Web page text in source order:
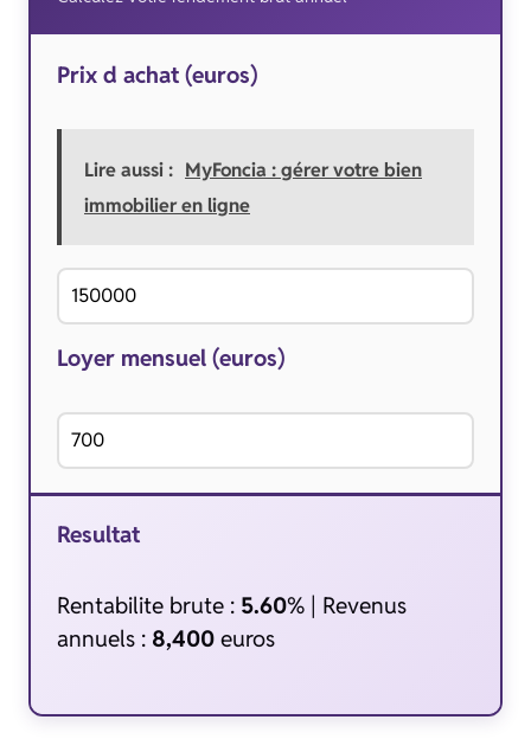
Prix d achat (euros)
Lire aussi : MyFoncia : gérer votre bien
immobilier en ligne
Loyer mensuel (euros)
Resultat
Rentabilite brute : 5.60% | Revenus
annuels : 8,400 euros